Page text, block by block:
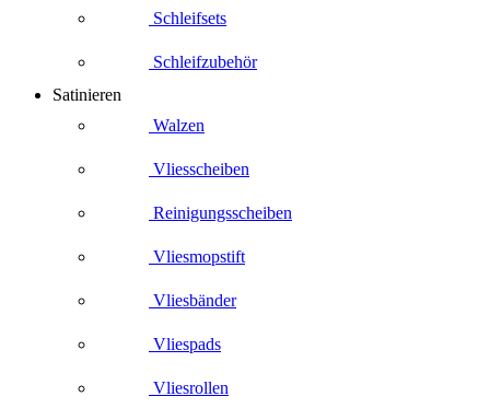
Schleifsets
Schleifzubehör
Satinieren
Walzen
Vliesscheiben
Reinigungsscheiben
Vliesmopstift
Vliesbänder
Vliespads
Vliesrollen